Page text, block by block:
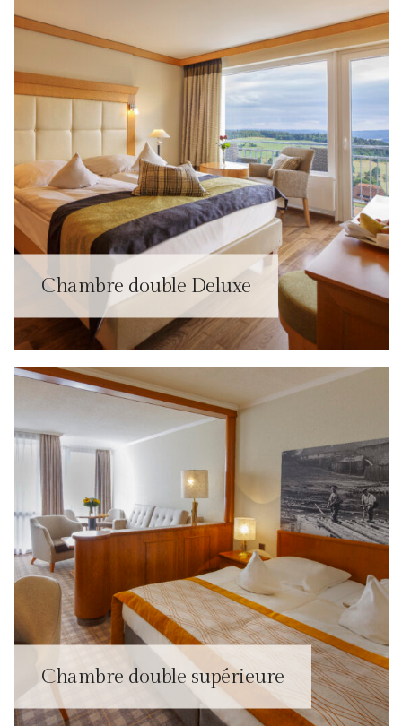
Chambre double Deluxe
Chambre double supérieure